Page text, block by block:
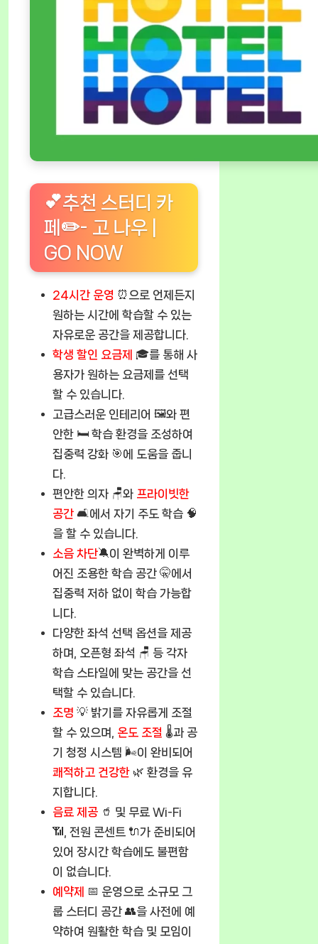
💕추천 스터디 카
페✏️- 고 나우 |
GO NOW
24시간 운영 ⏰으로 언제든지
원하는 시간에 학습할 수 있는
자유로운 공간을 제공합니다.
학생 할인 요금제 🎓를 통해 사
용자가 원하는 요금제를 선택
할 수 있습니다.
고급스러운 인테리어 🖼️와 편
안한 🛏️ 학습 환경을 조성하여
집중력 강화 🎯에 도움을 줍니
다.
편안한 의자 🪑와 프라이빗한
공간 🛋️에서 자기 주도 학습 🧠
을 할 수 있습니다.
소음 차단🔕이 완벽하게 이루
어진 조용한 학습 공간 🤫에서
집중력 저하 없이 학습 가능합
니다.
다양한 좌석 선택 옵션을 제공
하며, 오픈형 좌석 🪑 등 각자
학습 스타일에 맞는 공간을 선
택할 수 있습니다.
조명 💡 밝기를 자유롭게 조절
할 수 있으며, 온도 조절 🌡️과 공
기 청정 시스템 🌬️이 완비되어
쾌적하고 건강한 🌿 환경을 유
지합니다.
음료 제공 🥤 및 무료 Wi-Fi
📶, 전원 콘센트 🔌가 준비되어
있어 장시간 학습에도 불편함
이 없습니다.
예약제 📅 운영으로 소규모 그
룹 스터디 공간 👥을 사전에 예
약하여 원활한 학습 및 모임이